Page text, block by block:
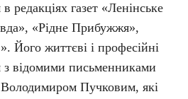
редакціях газет «Ленінське
«Рідне Прибужжя»,
Його життєві і професійні
з відомими письменниками
Пучковим, які